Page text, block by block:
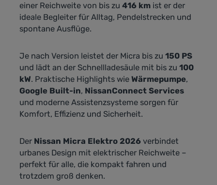
einer Reichweite von bis zu 416 km ist er der
ideale Begleiter für Alltag, Pendelstrecken und
spontane Ausflüge.
Je nach Version leistet der Micra bis zu 150 PS
und lädt an der Schnellladesäule mit bis zu 100
kW. Praktische Highlights wie Wärmepumpe,
Google Built-in, NissanConnect Services
und moderne Assistenzsysteme sorgen für
Komfort, Effizienz und Sicherheit.
Der Nissan Micra Elektro 2026 verbindet
urbanes Design mit elektrischer Reichweite –
perfekt für alle, die kompakt fahren und
trotzdem groß denken.